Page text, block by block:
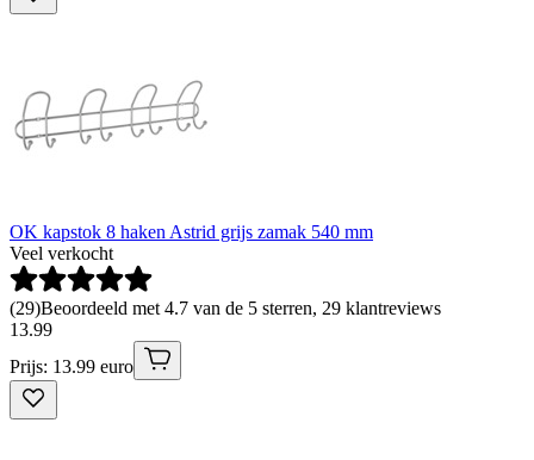
OK kapstok 8 haken Astrid grijs zamak 540 mm
Veel verkocht
(29)Beoordeeld met 4.7 van de 5 sterren, 29 klantreviews
13.99
Prijs: 13.99 euro